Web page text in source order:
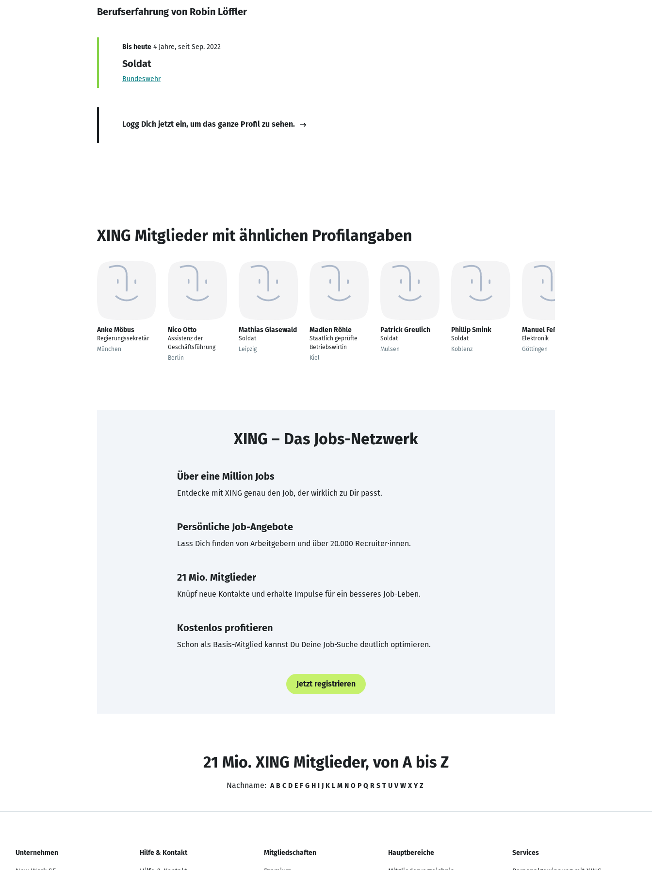
Berufserfahrung von Robin Löffler
Bis heute 4 Jahre, seit Sep. 2022
Soldat
Bundeswehr
Logg Dich jetzt ein, um das ganze Profil zu sehen.
XING Mitglieder mit ähnlichen Profilangaben
Anke Möbus
Regierungssekretär
München
Nico Otto
Assistenz der
Geschäftsführung
Berlin
Mathias Glasewald
Soldat
Leipzig
Madlen Röhle
Staatlich geprüfte
Betriebswirtin
Kiel
Patrick Greulich
Soldat
Mulsen
Phillip Smink
Soldat
Koblenz
Manuel Feßler
Elektronik
Göttingen
XING – Das Jobs-Netzwerk
Über eine Million Jobs
Entdecke mit XING genau den Job, der wirklich zu Dir passt.
Persönliche Job-Angebote
Lass Dich finden von Arbeitgebern und über 20.000 Recruiter·innen.
21 Mio. Mitglieder
Knüpf neue Kontakte und erhalte Impulse für ein besseres Job-Leben.
Kostenlos profitieren
Schon als Basis-Mitglied kannst Du Deine Job-Suche deutlich optimieren.
Jetzt registrieren
21 Mio. XING Mitglieder, von A bis Z
Nachname: A B C D E F G H I J K L M N O P Q R S T U V W X Y Z
Unternehmen Hilfe & Kontakt Mitgliedschaften Hauptbereiche Services